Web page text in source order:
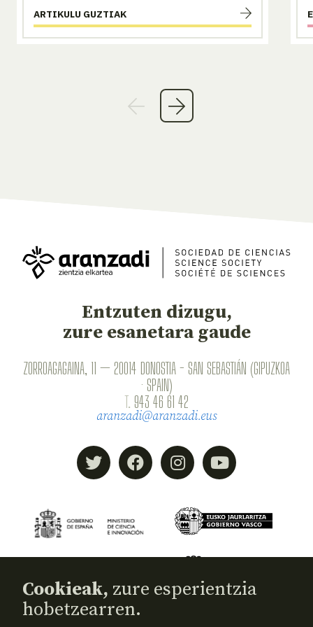
ARTIKULU GUZTIAK
Entzuten dizugu,
zure esanetara gaude
ZORROAGAGAINA, 11 — 20014 DONOSTIA - SAN SEBASTIÁN (GIPUZKOA
· SPAIN)
T. 943 46 61 42
aranzadi@aranzadi.eus
Cookieak, zure esperientzia
hobetzearren.